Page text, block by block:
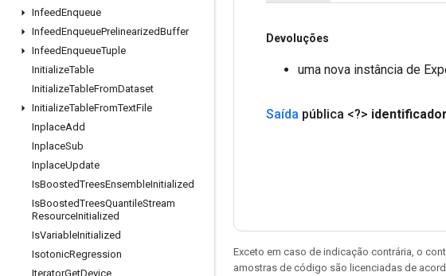
InfeedEnqueue
InfeedEnqueuePrelinearizedBuffer
InfeedEnqueueTuple
InitializeTable
InitializeTableFromDataset
InitializeTableFromTextFile
InplaceAdd
InplaceSub
InplaceUpdate
IsBoostedTreesEnsembleInitialized
IsBoostedTreesQuantileStream
ResourceInitialized
IsVariableInitialized
IsotonicRegression
IteratorGetDevice
Devoluções
uma nova instância de
Saída pública <?> identificador
Exceto em caso de indicação contrária, o
amostras de código são licenciadas de